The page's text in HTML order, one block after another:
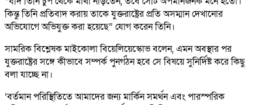
কিন্তু তিনি প্রতিবাদ করায় তাকে যুক্তরাষ্ট্রের প্রতি অসম্মান দেখানোর
অভিযোগে অভিযুক্ত করা হয়েছে” যোগ করেন তিনি।
সামরিক বিশ্লেষক মাইকোলা বিয়েলিয়েস্কোভ বলেন, এমন অবস্থার পর
যুক্তরাষ্ট্রের সঙ্গে কীভাবে সম্পর্ক পুনর্গঠন হবে সে বিষয়ে সুনির্দিষ্ট করে কিছু
বলা যাচ্ছে না।
‘বর্তমান পরিস্থিতিতে আমাদের জন্য মার্কিন সমর্থন এবং পারস্পরিক